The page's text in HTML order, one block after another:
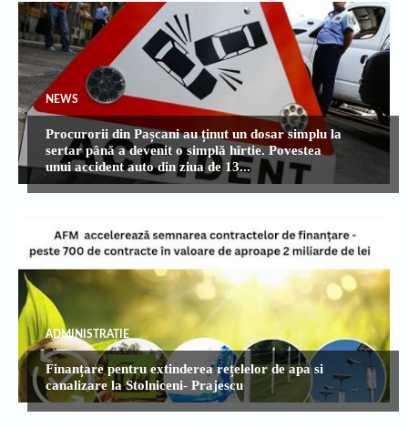
NEWS
Procurorii din Pașcani au ținut un dosar simplu la
sertar până a devenit o simplă hîrtie. Povestea
unui accident auto din ziua de 13...
ADMINISTRATIE
Finanțare pentru extinderea rețelelor de apa si
canalizare la Stolniceni- Prajescu